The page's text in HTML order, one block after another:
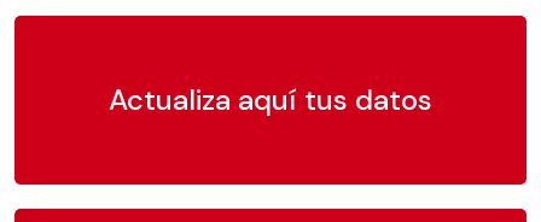
Actualiza aquí tus datos